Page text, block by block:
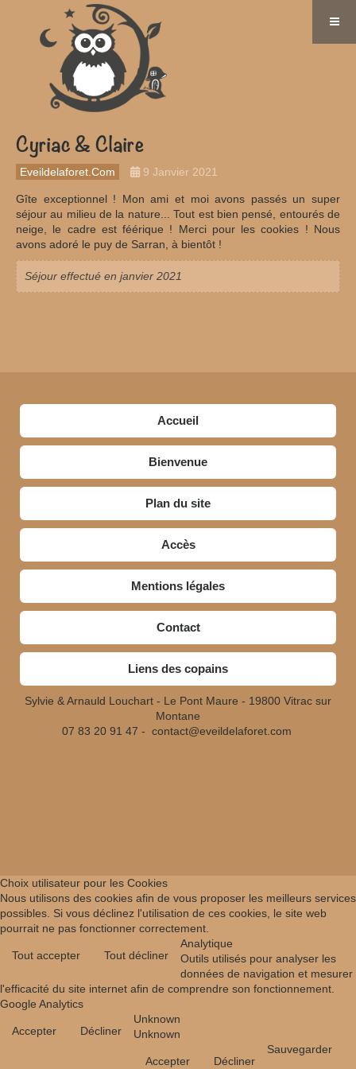
Cyriac & Claire
Eveildelaforet.com 9 Janvier 2021
Gîte exceptionnel ! Mon ami et moi avons passés un super
séjour au milieu de la nature... Tout est bien pensé, entourés de
neige, le cadre est féérique ! Merci pour les cookies ! Nous
avons adoré le puy de Sarran, à bientôt !
Séjour effectué en janvier 2021
Accueil
Bienvenue
Plan du site
Accès
Mentions légales
Contact
Liens des copains
Sylvie & Arnauld Louchart - Le Pont Maure - 19800 Vitrac sur
Montane
07 83 20 91 47 - contact@eveildelaforet.com
Choix utilisateur pour les Cookies
Nous utilisons des cookies afin de vous proposer les meilleurs services
possibles. Si vous déclinez l'utilisation de ces cookies, le site web
pourrait ne pas fonctionner correctement.
Tout accepter Tout décliner
Analytique
Outils utilisés pour analyser les
données de navigation et mesurer
l'efficacité du site internet afin de comprendre son fonctionnement.
Google Analytics
Accepter Décliner
Unknown
Unknown
Accepter Décliner
Sauvegarder